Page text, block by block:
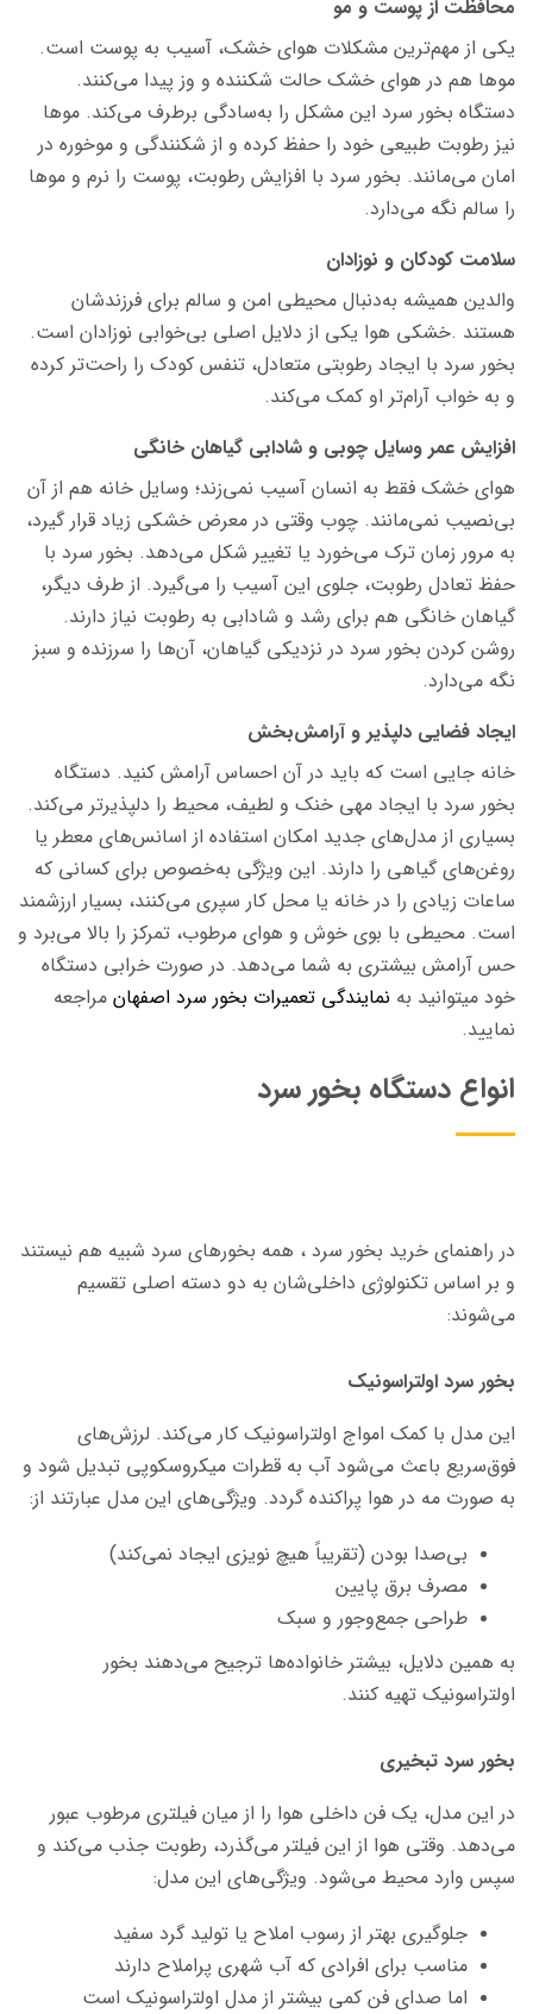
محافظت از پوست و مو
یکی از مهم‌ترین مشکلات هوای خشک، آسیب به پوست است.
موها هم در هوای خشک حالت شکننده و وز پیدا می‌کنند.
دستگاه بخور سرد این مشکل را به‌سادگی برطرف می‌کند. موها
نیز رطوبت طبیعی خود را حفظ کرده و از شکنندگی و موخوره در
امان می‌مانند. بخور سرد با افزایش رطوبت، پوست را نرم و موها
را سالم نگه می‌دارد.
سلامت کودکان و نوزادان
والدین همیشه به‌دنبال محیطی امن و سالم برای فرزندشان
هستند .خشکی هوا یکی از دلایل اصلی بی‌خوابی نوزادان است.
بخور سرد با ایجاد رطوبتی متعادل، تنفس کودک را راحت‌تر کرده
و به خواب آرام‌تر او کمک می‌کند.
افزایش عمر وسایل چوبی و شادابی گیاهان خانگی
هوای خشک فقط به انسان آسیب نمی‌زند؛ وسایل خانه هم از آن
بی‌نصیب نمی‌مانند. چوب وقتی در معرض خشکی زیاد قرار گیرد،
به مرور زمان ترک می‌خورد یا تغییر شکل می‌دهد. بخور سرد با
حفظ تعادل رطوبت، جلوی این آسیب را می‌گیرد. از طرف دیگر،
گیاهان خانگی هم برای رشد و شادابی به رطوبت نیاز دارند.
روشن کردن بخور سرد در نزدیکی گیاهان، آن‌ها را سرزنده و سبز
نگه می‌دارد.
ایجاد فضایی دلپذیر و آرامش‌بخش
خانه جایی است که باید در آن احساس آرامش کنید. دستگاه
بخور سرد با ایجاد مهی خنک و لطیف، محیط را دلپذیرتر می‌کند.
بسیاری از مدل‌های جدید امکان استفاده از اسانس‌های معطر یا
روغن‌های گیاهی را دارند. این ویژگی به‌خصوص برای کسانی که
ساعات زیادی را در خانه یا محل کار سپری می‌کنند، بسیار ارزشمند
است. محیطی با بوی خوش و هوای مرطوب، تمرکز را بالا می‌برد و
حس آرامش بیشتری به شما می‌دهد. در صورت خرابی دستگاه
خود میتوانید به نمایندگی تعمیرات بخور سرد اصفهان مراجعه
نمایید.
انواع دستگاه بخور سرد
در راهنمای خرید بخور سرد ، همه بخورهای سرد شبیه هم نیستند
و بر اساس تکنولوژی داخلی‌شان به دو دسته اصلی تقسیم
می‌شوند:
بخور سرد اولتراسونیک
این مدل با کمک امواج اولتراسونیک کار می‌کند. لرزش‌های
فوق‌سریع باعث می‌شود آب به قطرات میکروسکوپی تبدیل شود و
به صورت مه در هوا پراکنده گردد. ویژگی‌های این مدل عبارتند از:
بی‌صدا بودن (تقریباً هیچ نویزی ایجاد نمی‌کند)
مصرف برق پایین
طراحی جمع‌وجور و سبک
به همین دلایل، بیشتر خانواده‌ها ترجیح می‌دهند بخور
اولتراسونیک تهیه کنند.
بخور سرد تبخیری
در این مدل، یک فن داخلی هوا را از میان فیلتری مرطوب عبور
می‌دهد. وقتی هوا از این فیلتر می‌گذرد، رطوبت جذب می‌کند و
سپس وارد محیط می‌شود. ویژگی‌های این مدل:
جلوگیری بهتر از رسوب املاح یا تولید گرد سفید
مناسب برای افرادی که آب شهری پراملاح دارند
اما صدای فن کمی بیشتر از مدل اولتراسونیک است